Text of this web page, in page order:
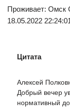
Проживает: Омск
18.05.2022
Цитата
Алексей
Добрый вечер
нормативный